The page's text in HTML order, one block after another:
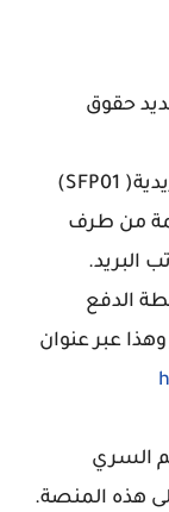
حقوق
– باستعمال وثيقة العمليات المالية البريدية( SFP01)
من طرف
البريد.
الدفع
عبر عنوان
السري
هذه المنصة.